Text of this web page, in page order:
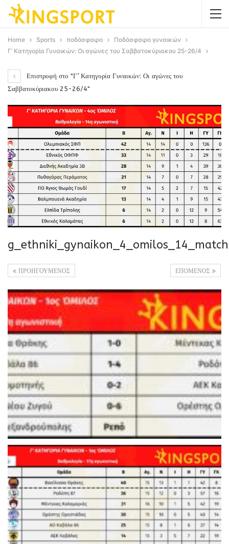
Home Sports ποδόσφαιρο
Ποδόσφαιρο γυναικών
Γ’ Κατηγορία Γυναικών: Οι αγώνες του Σαββατοκύριακου 25-26/4
Επιστροφή στο "Γ’ Κατηγορία Γυναικών: Οι αγώνες του
Σαββατοκύριακου 25-26/4"
ΕΠΟΜΕΝΟΣ
ΠΡΟΗΓΟΥΜΕΝΟΣ